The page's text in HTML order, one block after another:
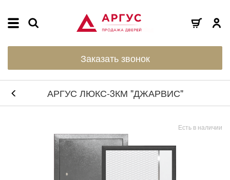
Заказать звонок
АРГУС ЛЮКС-3КМ "ДЖАРВИС"
Есть в наличии